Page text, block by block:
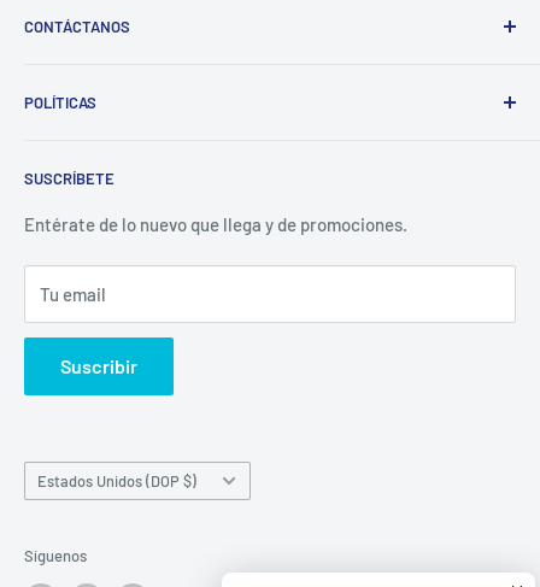
CONTÁCTANOS
POLÍTICAS
Política de Privacidad
Políticas de Reembolso
Términos del servicio
Política de reembolso
SUSCRÍBETE
Entérate de lo nuevo que llega y de promociones.
Tu email
Suscribir
País/región
Estados Unidos (DOP $)
Síguenos